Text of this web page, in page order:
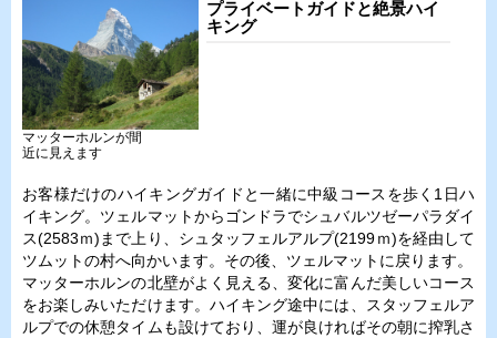
プライベートガイドと絶景ハイ
キング
マッターホルンが間
近に見えます
お客様だけのハイキングガイドと一緒に中級コースを歩く1日ハ
イキング。ツェルマットからゴンドラでシュバルツゼーパラダイ
ス(2583ｍ)まで上り、シュタッフェルアルプ(2199ｍ)を経由して
ツムットの村へ向かいます。その後、ツェルマットに戻ります。
マッターホルンの北壁がよく見える、変化に富んだ美しいコース
をお楽しみいただけます。ハイキング途中には、スタッフェルア
ルプでの休憩タイムも設けており、運が良ければその朝に搾乳さ